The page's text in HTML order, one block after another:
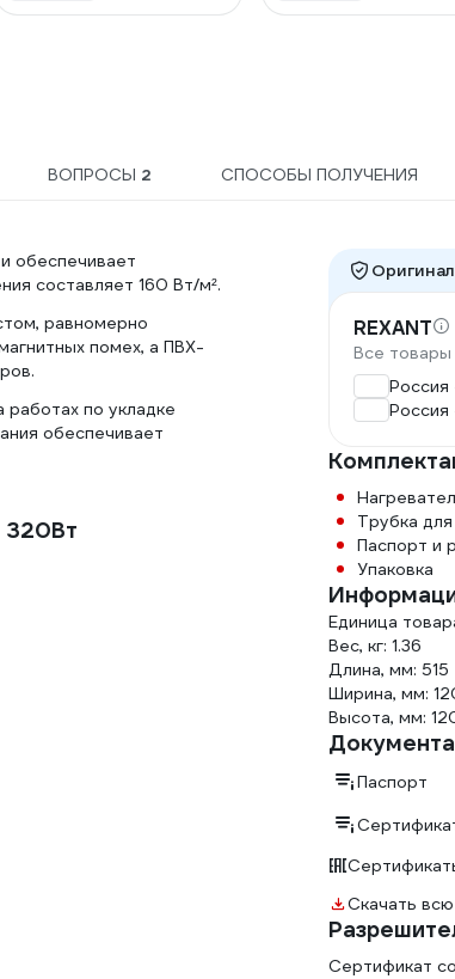
ВОПРОСЫ 2 СПОСОБЫ ПОЛУЧЕНИЯ
обеспечивает
составляет 160 Вт/м².
равномерно
помех, а ПВХ-
по укладке
обеспечивает
320Вт
REXANT
Все
Россия
Трубка
Паспорт и
Упаковка
Единица
Вес, кг: 1.36
Длина, мм: 515
Ширина, мм:
Высота, мм:
Паспорт
Скачать
Сертификат